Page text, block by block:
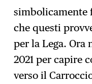
simbolicamente
che questi
per la Lega. Ora
2021 per capire
verso il